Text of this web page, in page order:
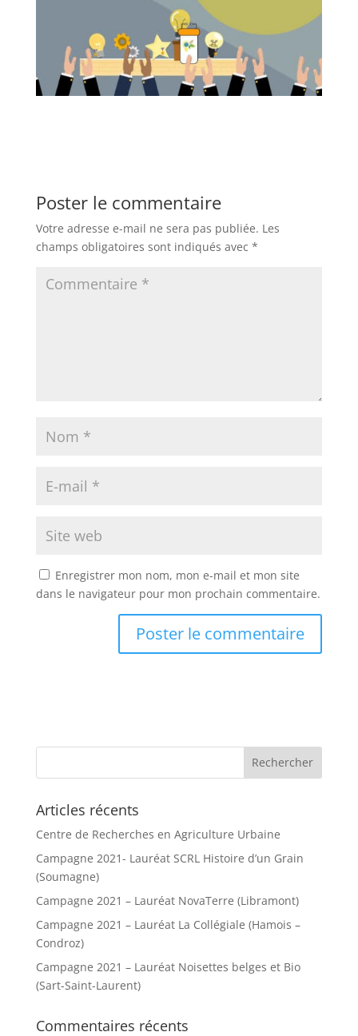
Poster le commentaire
Votre adresse e-mail ne sera pas publiée. Les
champs obligatoires sont indiqués avec *
Enregistrer mon nom, mon e-mail et mon site
dans le navigateur pour mon prochain commentaire.
r
t
v
e
:
Articles récents
Centre de Recherches en Agriculture Urbaine
Campagne 2021- Lauréat SCRL Histoire d’un Grain
(Soumagne)
Campagne 2021 – Lauréat NovaTerre (Libramont)
Campagne 2021 – Lauréat La Collégiale (Hamois –
Condroz)
Campagne 2021 – Lauréat Noisettes belges et Bio
(Sart-Saint-Laurent)
Commentaires récents